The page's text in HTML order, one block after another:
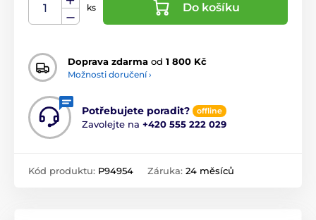
ks Do košíku
Doprava zdarma od 1 800 Kč
Možnosti doručení ›
Potřebujete poradit? offline
Zavolejte na +420 555 222 029
Kód produktu: P94954 Záruka: 24 měsíců